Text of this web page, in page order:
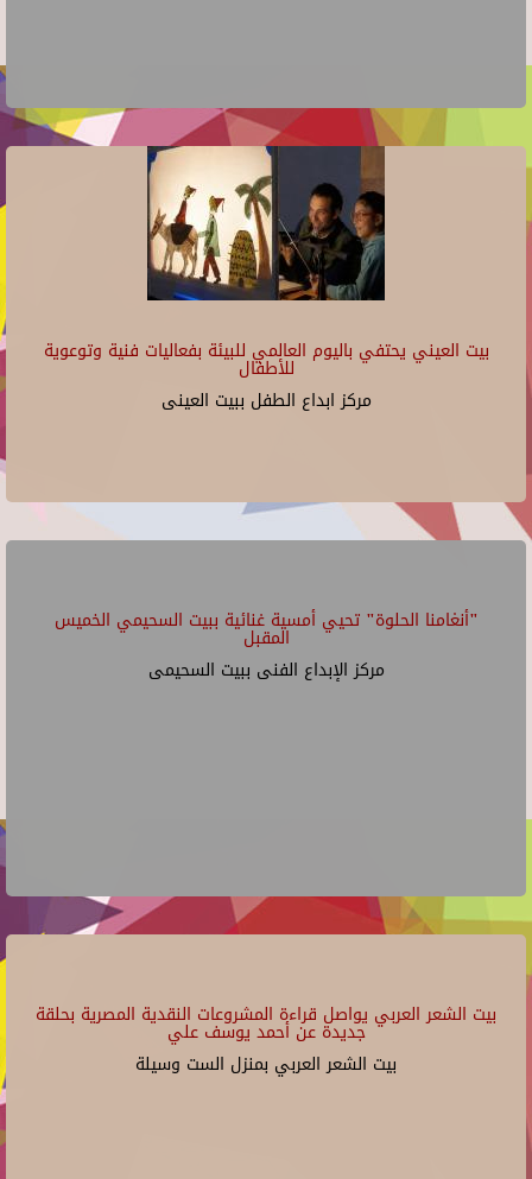
بيت العيني يحتفي باليوم العالمي للبيئة بفعاليات فنية وتوعوية
للأطفال
مركز ابداع الطفل ببيت العينى
"أنغامنا الحلوة" تحيي أمسية غنائية ببيت السحيمي الخميس
المقبل
مركز الإبداع الفنى ببيت السحيمى
بيت الشعر العربي يواصل قراءة المشروعات النقدية المصرية بحلقة
جديدة عن أحمد يوسف علي
بيت الشعر العربي بمنزل الست وسيلة